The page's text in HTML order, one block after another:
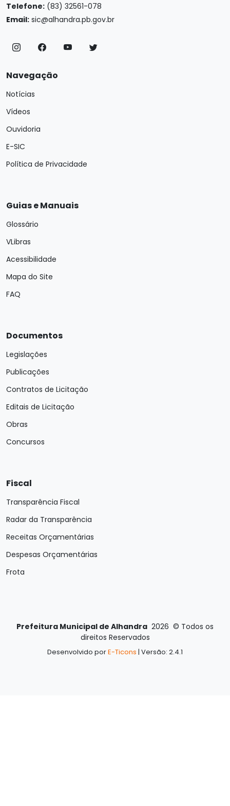
Telefone: (83) 32561-078
Email: sic@alhandra.pb.gov.br
Navegação
Notícias
Vídeos
Ouvidoria
E-SIC
Política de Privacidade
Guias e Manuais
Glossário
VLibras
Acessibilidade
Mapa do Site
FAQ
Documentos
Legislações
Publicações
Contratos de Licitação
Editais de Licitação
Obras
Concursos
Fiscal
Transparência Fiscal
Radar da Transparência
Receitas Orçamentárias
Despesas Orçamentárias
Frota
Prefeitura Municipal de Alhandra 2026 © Todos os
direitos Reservados
Desenvolvido porE-Ticons | Versão: 2.4.1